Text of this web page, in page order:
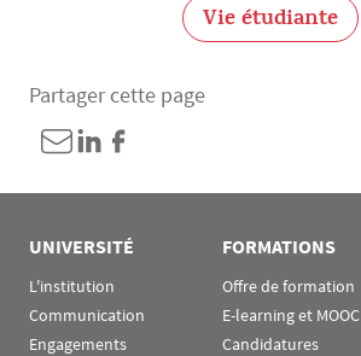
Vie étudiante
Partager cette page
UNIVERSITÉ
L'institution
Communication
Engagements
FORMATIONS
Offre de formation
E-learning et MOOC
Candidatures